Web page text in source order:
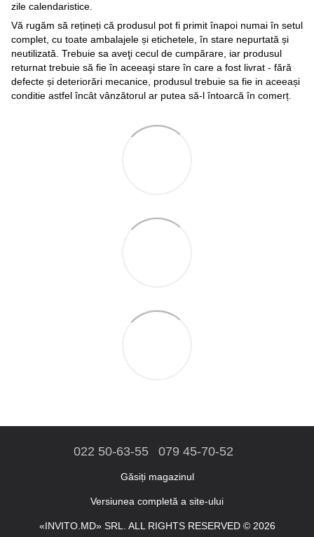
zile calendaristice.
Vă rugăm să rețineți că produsul pot fi primit înapoi numai în setul
complet, cu toate ambalajele și etichetele, în stare nepurtată și
neutilizată. Trebuie sa aveţi cecul de cumpărare, iar produsul
returnat trebuie să fie în aceeaşi stare în care a fost livrat - fără
defecte și deteriorări mecanice, produsul trebuie sa fie in aceeași
conditie astfel încât vânzătorul ar putea să-l întoarcă în comerț.
022 50-63-55 079 45-70-52
Găsiți magazinul
Versiunea completă a site-ului
«INVITO.MD» SRL. ALL RIGHTS RESERVED © 2026